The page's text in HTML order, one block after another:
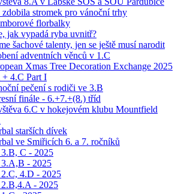
zdobila stromek pro vánoční trhy
florbalky
jak vypadá ryba uvnitř?
šachové talenty, jen se ještě musí narodit
adventních věnců v 1.C
Xmas Tree Decoration Exchange 2025
+ 4.C Part I
pečení s rodiči ve 3.B
finále - 6.+7.+(8.) tříd
6.C v hokejovém klubu Mountfield
starších dívek
ve Smiřicích 6. a 7. ročníků
C - 2025
- 2025
4.D - 2025
- 2025